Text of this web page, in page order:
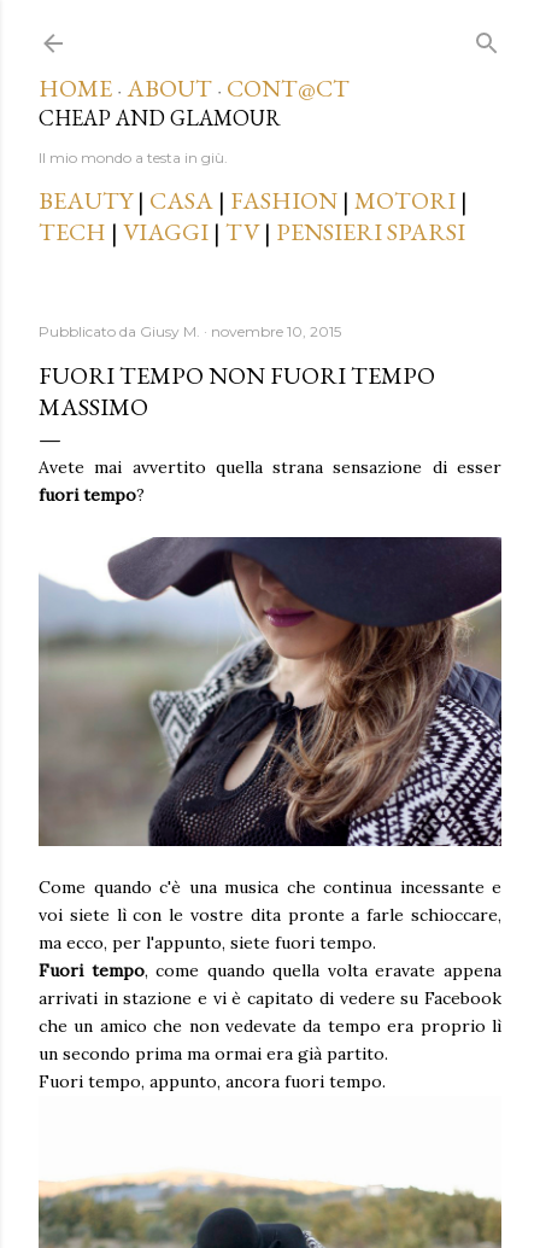
HOME · ABOUT · CONT@CT
CHEAP AND GLAMOUR
Il mio mondo a testa in giù.
BEAUTY| CASA | FASHION | MOTORI |
TECH | VIAGGI | TV| PENSIERI SPARSI
Pubblicato da Giusy M. novembre 10, 2015
FUORI TEMPO NON FUORI TEMPO
MASSIMO
Avete mai avvertito quella strana sensazione di esser
fuori tempo?
Come quando c'è una musica che continua incessante e
voi siete lì con le vostre dita pronte a farle schioccare,
ma ecco, per l'appunto, siete fuori tempo.
Fuori tempo, come quando quella volta eravate appena
arrivati in stazione e vi è capitato di vedere su Facebook
che un amico che non vedevate da tempo era proprio lì
un secondo prima ma ormai era già partito.
Fuori tempo, appunto, ancora fuori tempo.